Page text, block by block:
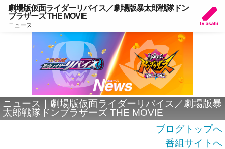
劇場版仮面ライダーリバイス／劇場版暴太郎戦隊ドン
ブラザーズ THE MOVIE
ニュース
ニュース｜劇場版仮面ライダーリバイス／劇場版暴
太郎戦隊ドンブラザーズ THE MOVIE
ブログトップへ
番組サイトへ